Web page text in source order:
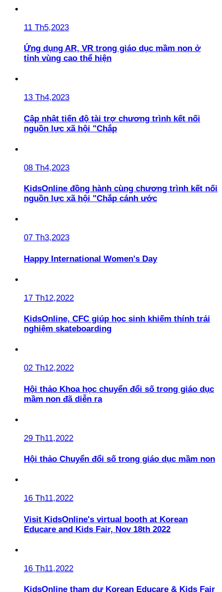
11 Th5,2023
Ứng dụng AR, VR trong giáo dục mầm non ở
tỉnh vùng cao thể hiện
13 Th4,2023
Cập nhật tiến độ tài trợ chương trình kết nối
nguồn lực xã hội "Chắp
08 Th4,2023
KidsOnline đồng hành cùng chương trình kết nối
nguồn lực xã hội "Chắp cánh ước
07 Th3,2023
Happy International Women's Day
17 Th12,2022
KidsOnline, CFC giúp học sinh khiếm thính trải
nghiệm skateboarding
02 Th12,2022
Hội thảo Khoa học chuyển đổi số trong giáo dục
mầm non đã diễn ra
29 Th11,2022
Hội thảo Chuyển đổi số trong giáo dục mầm non
16 Th11,2022
Visit KidsOnline's virtual booth at Korean
Educare and Kids Fair, Nov 18th 2022
16 Th11,2022
KidsOnline tham dự Korean Educare & Kids Fair